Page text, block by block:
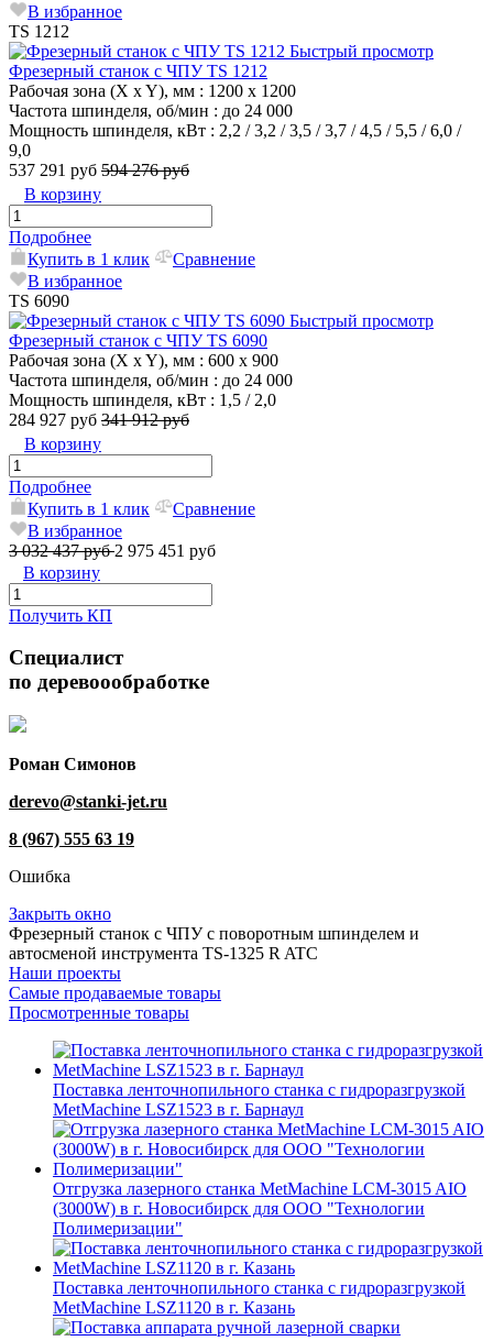
В избранное
TS 1212
Быстрый просмотр
Фрезерный станок с ЧПУ TS 1212
Рабочая зона (X x Y), мм : 1200 x 1200
Частота шпинделя, об/мин : до 24 000
Мощность шпинделя, кВт : 2,2 / 3,2 / 3,5 / 3,7 / 4,5 / 5,5 / 6,0 /
9,0
537 291 руб 594 276 руб
В корзину
Подробнее
Купить в 1 клик
Сравнение
В избранное
TS 6090
Быстрый просмотр
Фрезерный станок с ЧПУ TS 6090
Рабочая зона (X x Y), мм : 600 x 900
Частота шпинделя, об/мин : до 24 000
Мощность шпинделя, кВт : 1,5 / 2,0
284 927 руб 341 912 руб
В корзину
Подробнее
Купить в 1 клик
Сравнение
В избранное
3 032 437 руб2 975 451 руб
В корзину
Получить КП
Специалист
по деревоообработке
Роман Симонов
derevo@stanki-jet.ru
8 (967) 555 63 19
Ошибка
Закрыть окно
Фрезерный станок с ЧПУ с поворотным шпинделем и
автосменой инструмента TS-1325 R ATC
Наши проекты
Самые продаваемые товары
Просмотренные товары
Поставка ленточнопильного станка c гидроразгрузкой
MetMachine LSZ1523 в г. Барнаул
Отгрузка лазерного станка MetMachine LCM-3015 AIO
(3000W) в г. Новосибирск для ООО "Технологии
Полимеризации"
Поставка ленточнопильного станка c гидроразгрузкой
MetMachine LSZ1120 в г. Казань